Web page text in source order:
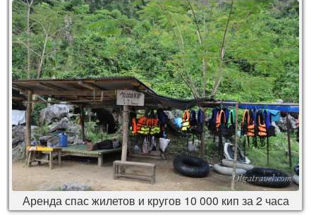
Аренда спас жилетов и кругов 10 000 кип за 2 часа